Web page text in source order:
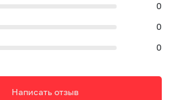
0
0
0
Написать отзыв